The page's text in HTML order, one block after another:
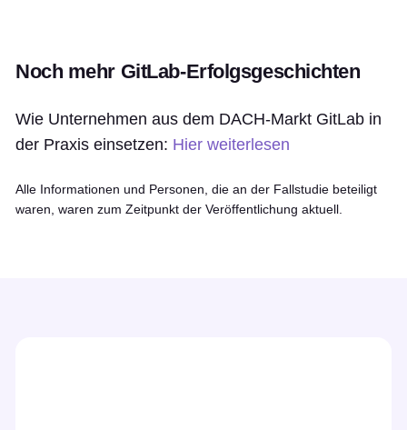
Noch mehr GitLab-Erfolgsgeschichten
Wie Unternehmen aus dem DACH-Markt GitLab in
der Praxis einsetzen: Hier weiterlesen
Alle Informationen und Personen, die an der Fallstudie beteiligt
waren, waren zum Zeitpunkt der Veröffentlichung aktuell.